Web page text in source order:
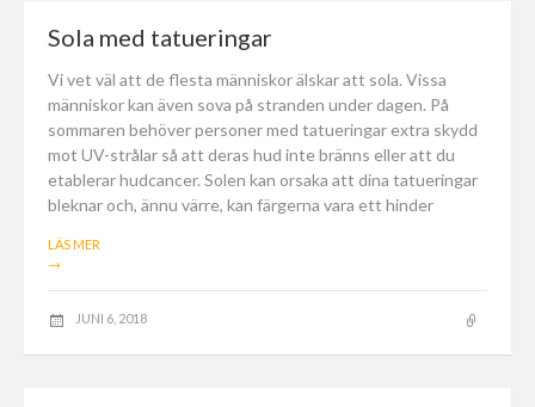
Sola med tatueringar
Vi vet väl att de flesta människor älskar att sola. Vissa
människor kan även sova på stranden under dagen. På
sommaren behöver personer med tatueringar extra skydd
mot UV-strålar så att deras hud inte bränns eller att du
etablerar hudcancer. Solen kan orsaka att dina tatueringar
bleknar och, ännu värre, kan färgerna vara ett hinder
LÄS MER
→
JUNI 6, 2018